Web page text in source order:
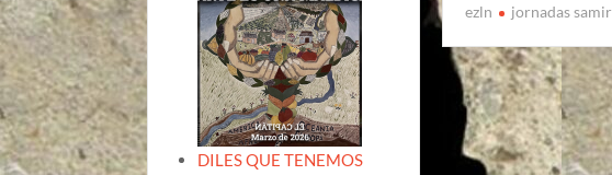
ezln jornadas samir
DILES QUE TENEMOS